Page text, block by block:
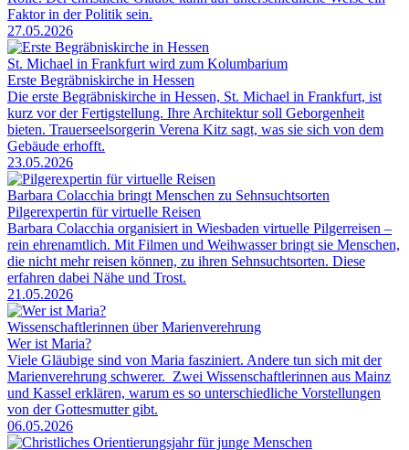
Faktor in der Politik sein.
27.05.2026
St. Michael in Frankfurt wird zum Kolumbarium
Erste Begräbniskirche in Hessen
Die erste Begräbniskirche in Hessen, St. Michael in Frankfurt, ist
kurz vor der Fertigstellung. Ihre Architektur soll Geborgenheit
bieten. Trauerseelsorgerin Verena Kitz sagt, was sie sich von dem
Gebäude erhofft.
23.05.2026
Barbara Colacchia bringt Menschen zu Sehnsuchtsorten
Pilgerexpertin für virtuelle Reisen
Barbara Colacchia organisiert in Wiesbaden virtuelle Pilgerreisen –
rein ehrenamtlich. Mit Filmen und Weihwasser bringt sie Menschen,
die nicht mehr reisen können, zu ihren Sehnsuchtsorten. Diese
erfahren dabei Nähe und Trost.
21.05.2026
Wissenschaftlerinnen über Marienverehrung
Wer ist Maria?
Viele Gläubige sind von Maria fasziniert. Andere tun sich mit der
Marienverehrung schwerer. Zwei Wissenschaftlerinnen aus Mainz
und Kassel erklären, warum es so unterschiedliche Vorstellungen
von der Gottesmutter gibt.
06.05.2026